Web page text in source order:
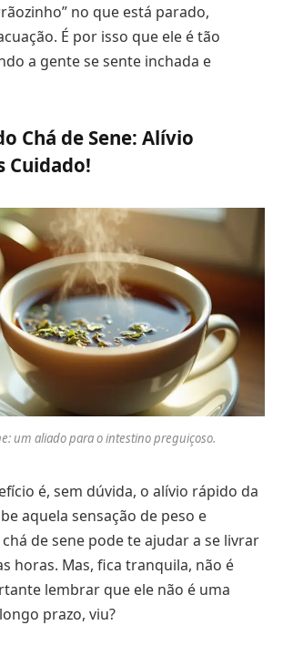
no que está parado,
É por isso que ele é tão
a gente se sente inchada e
Chá de Sene: Alívio
Cuidado!
um aliado para o intestino preguiçoso.
é, sem dúvida, o alívio rápido da
aquela sensação de peso e
de sene pode te ajudar a se livrar
horas. Mas, fica tranquila, não é
lembrar que ele não é uma
prazo, viu?